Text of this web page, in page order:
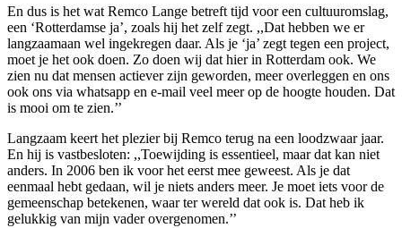
En dus is het wat Remco Lange betreft tijd voor een cultuuromslag,
een ‘Rotterdamse ja’, zoals hij het zelf zegt. ,,Dat hebben we er
langzaamaan wel ingekregen daar. Als je ‘ja’ zegt tegen een project,
moet je het ook doen. Zo doen wij dat hier in Rotterdam ook. We
zien nu dat mensen actiever zijn geworden, meer overleggen en ons
ook ons via whatsapp en e-mail veel meer op de hoogte houden. Dat
is mooi om te zien.’’
Langzaam keert het plezier bij Remco terug na een loodzwaar jaar.
En hij is vastbesloten: ,,Toewijding is essentieel, maar dat kan niet
anders. In 2006 ben ik voor het eerst mee geweest. Als je dat
eenmaal hebt gedaan, wil je niets anders meer. Je moet iets voor de
gemeenschap betekenen, waar ter wereld dat ook is. Dat heb ik
gelukkig van mijn vader overgenomen.’’